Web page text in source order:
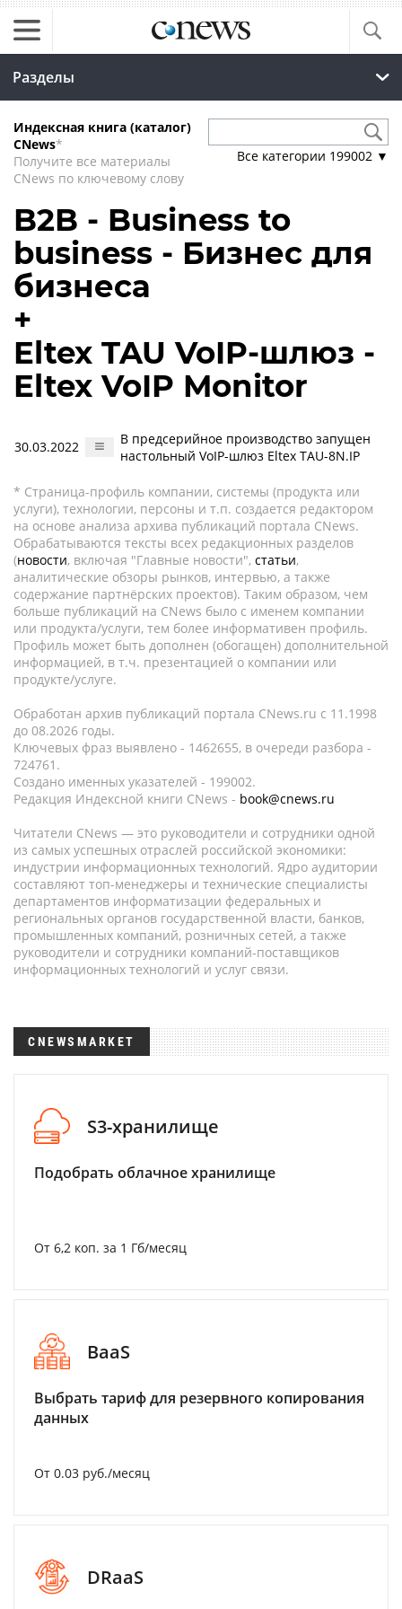
Разделы
Индексная книга (каталог)
CNews*
Получите все материалы
CNews по ключевому слову
Все категории 199002 ▼
B2B - Business to
business - Бизнес для
бизнеса
+
Eltex TAU VoIP-шлюз -
Eltex VoIP Monitor
30.03.2022
В предсерийное производство запущен
настольный VoIP-шлюз Eltex TAU-8N.IP
* Страница-профиль компании, системы (продукта или
услуги), технологии, персоны и т.п. создается редактором
на основе анализа архива публикаций портала CNews.
Обрабатываются тексты всех редакционных разделов
(новости, включая "Главные новости", статьи,
аналитические обзоры рынков, интервью, а также
содержание партнёрских проектов). Таким образом, чем
больше публикаций на CNews было с именем компании
или продукта/услуги, тем более информативен профиль.
Профиль может быть дополнен (обогащен) дополнительной
информацией, в т.ч. презентацией о компании или
продукте/услуге.
Обработан архив публикаций портала CNews.ru c 11.1998
до 08.2026 годы.
Ключевых фраз выявлено - 1462655, в очереди разбора -
724761.
Создано именных указателей - 199002.
Редакция Индексной книги CNews - book@cnews.ru
Читатели CNews — это руководители и сотрудники одной
из самых успешных отраслей российской экономики:
индустрии информационных технологий. Ядро аудитории
составляют топ-менеджеры и технические специалисты
департаментов информатизации федеральных и
региональных органов государственной власти, банков,
промышленных компаний, розничных сетей, а также
руководители и сотрудники компаний-поставщиков
информационных технологий и услуг связи.
CNEWSMARKET
S3-хранилище
Подобрать облачное хранилище
От 6,2 коп. за 1 Гб/месяц
BaaS
Выбрать тариф для резервного копирования
данных
От 0.03 руб./месяц
DRaaS